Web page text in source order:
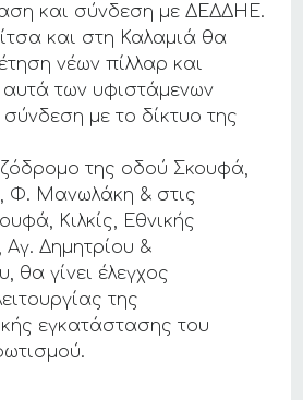
και σύνδεση με ΔΕΔΔΗΕ.
και στη Καλαμιά θα
νέων πίλλαρ και
των υφιστάμενων
σύνδεση με το δίκτυο της
της οδού Σκουφά,
Φ. Μανωλάκη & στις
Κιλκίς, Εθνικής
Αγ. Δημητρίου &
θα γίνει έλεγχος
της
εγκατάστασης του